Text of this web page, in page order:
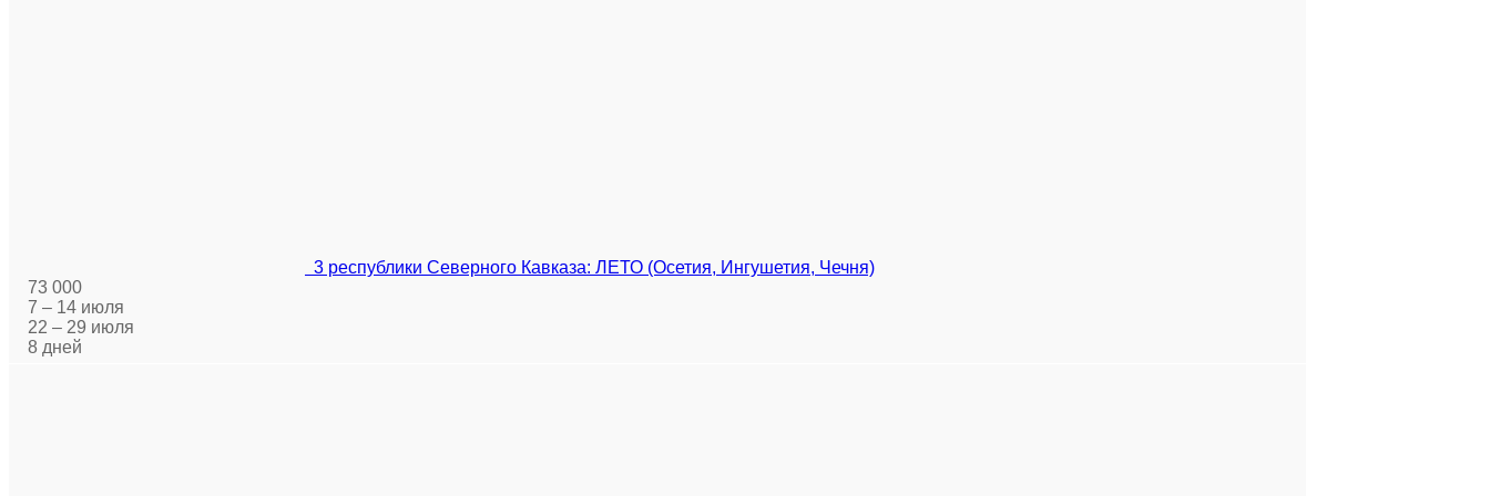
3 республики Северного Кавказа: ЛЕТО (Осетия, Ингушетия, Чечня)
73 000
7 – 14 июля
22 – 29 июля
8 дней